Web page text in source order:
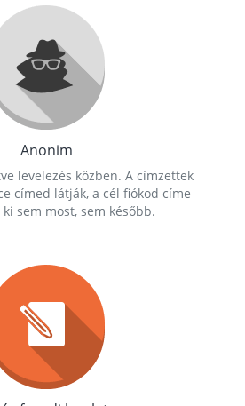
Anonim
levelezés közben. A címzettek
címed látják, a cél fiókod címe
sem most, sem később.